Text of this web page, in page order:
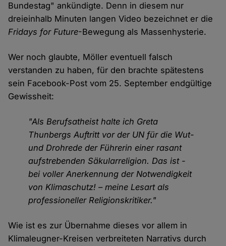
Bundestag" ankündigte. Denn in diesem nur
dreieinhalb Minuten langen Video bezeichnet er die
Fridays for Future-Bewegung als Massenhysterie.
Wer noch glaubte, Möller eventuell falsch
verstanden zu haben, für den brachte spätestens
sein Facebook-Post vom 25. September endgültige
Gewissheit:
"Als Berufsatheist halte ich Greta
Thunbergs Auftritt vor der UN für die Wut-
und Drohrede der Führerin einer rasant
aufstrebenden Säkularreligion. Das ist -
bei voller Anerkennung der Notwendigkeit
von Klimaschutz! – meine Lesart als
professioneller Religionskritiker."
Wie ist es zur Übernahme dieses vor allem in
Klimaleugner-Kreisen verbreiteten Narrativs durch